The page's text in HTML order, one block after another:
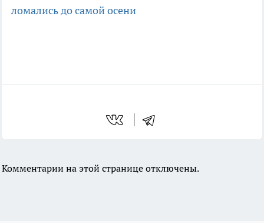
ломались до самой осени
Комментарии на этой странице отключены.